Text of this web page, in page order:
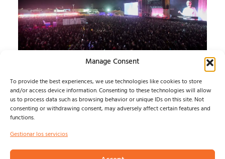
Manage Consent
To provide the best experiences, we use technologies like cookies to store
and/or access device information. Consenting to these technologies will allow
us to process data such as browsing behavior or unique IDs on this site. Not
consenting or withdrawing consent, may adversely affect certain features and
functions.
Gestionar los servicios
SONORAMA RIBERA 26
JUEVES
ARANDA SE ENTREGA A SONORAMA Y BARRY B
CONQUISTA LA PLAZA DEL TRIGO...
Isma Defernagosto 7, 2026